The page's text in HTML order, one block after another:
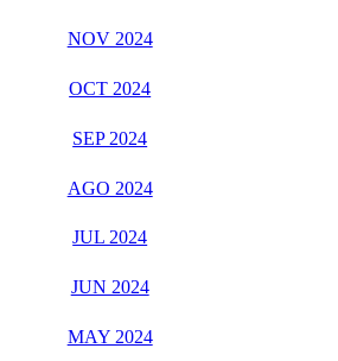
NOV 2024
OCT 2024
SEP 2024
AGO 2024
JUL 2024
JUN 2024
MAY 2024